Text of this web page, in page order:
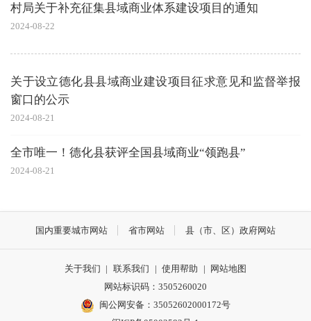
村局关于补充征集县域商业体系建设项目的通知
2024-08-22
关于设立德化县县域商业建设项目征求意见和监督举报
窗口的公示
2024-08-21
全市唯一！德化县获评全国县域商业“领跑县”
2024-08-21
国内重要城市网站 省市网站 县（市、区）政府网站
关于我们 | 联系我们 | 使用帮助 |
网站地图
网站标识码：3505260020
闽公网安备：35052602000172号